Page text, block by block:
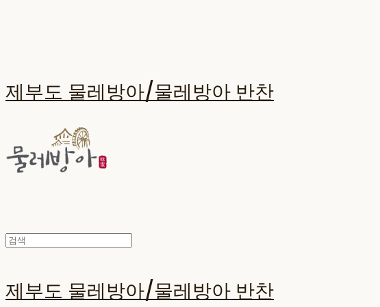
제부도 물레방아/물레방아 반찬
제부도 물레방아/물레방아 반찬